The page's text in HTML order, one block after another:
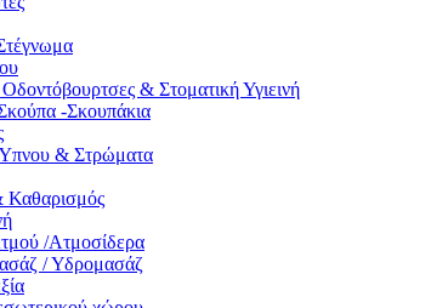
& Στοματική Υγιεινή
-Σκουπάκια
& Στρώματα
Καθαρισμός
/Ατμοσίδερα
/ Υδρομασάζ